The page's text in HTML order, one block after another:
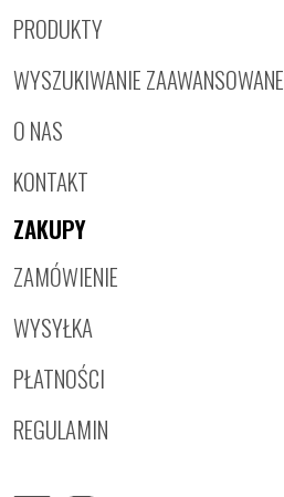
PRODUKTY
WYSZUKIWANIE ZAAWANSOWANE
O NAS
KONTAKT
ZAKUPY
ZAMÓWIENIE
WYSYŁKA
PŁATNOŚCI
REGULAMIN